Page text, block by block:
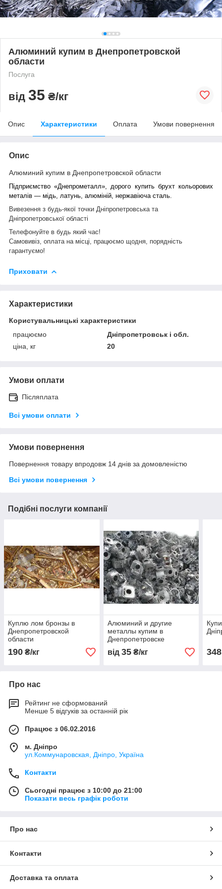
Алюминий купим в Днепропетровской
области
Послуга
від 35 ₴/кг
Опис Характеристики Оплата Умови повернення
Опис
Алюминий купим в Днепропетровской области
Підприємство «Днепрометалл», дорого купить брухт кольорових
металів ― мідь, латунь, алюміній, нержавіюча сталь.
Вивезення з будь-якої точки Дніпропетровська та
Дніпропетровської області
Телефонуйте в будь який час!
Самовивіз, оплата на місці, працюємо щодня, порядність
гарантуємо!
Приховати
Характеристики
Користувальницькі характеристики
працюємо
Дніпропетровськ і обл.
ціна, кг
20
Умови оплати
Післяплата
Всі умови оплати
Умови повернення
Повернення товару впродовж 14 днів за домовленістю
Всі умови повернення
Подібні послуги компанії
Куплю лом бронзы в
Днепропетровской
области
190 ₴/кг
Алюминий и другие
металлы купим в
Днепропетровске
від 35₴/кг 348
Про нас
Рейтинг не сформований
Менше 5 відгуків за останній рік
Працює з 06.02.2016
м. Дніпро
ул.Коммунаровская, Дніпро, Україна
Контакти
Сьогодні працює з 10:00 до 21:00
Показати весь графік роботи
Про нас
Контакти
Доставка та оплата